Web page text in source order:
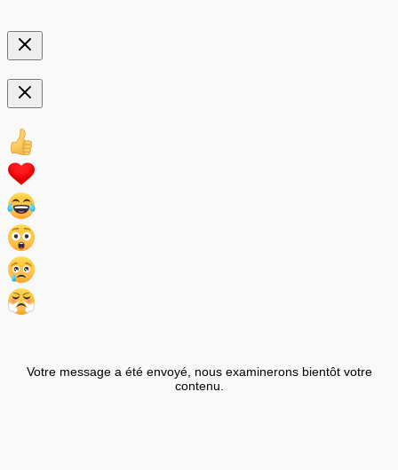
Votre message a été envoyé, nous examinerons bientôt votre
contenu.